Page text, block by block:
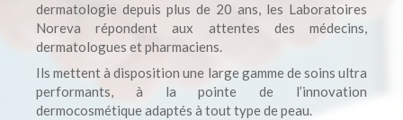
dermatologie depuis plus de 20 ans, les Laboratoires
Noreva répondent aux attentes des médecins,
dermatologues et pharmaciens.
Ils mettent à disposition une large gamme de soins ultra
performants, à la pointe de l’innovation
dermocosmétique adaptés à tout type de peau.